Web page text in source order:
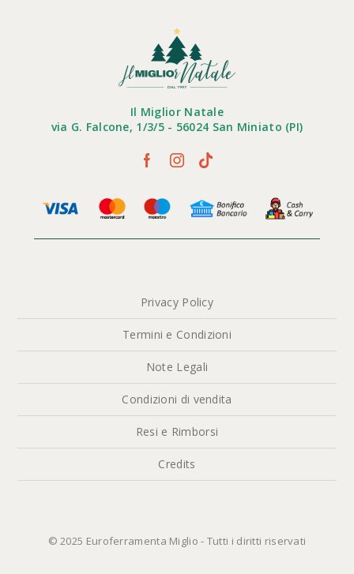
Il Miglior Natale
via G. Falcone, 1/3/5 - 56024 San Miniato (PI)
Privacy Policy
Termini e Condizioni
Note Legali
Condizioni di vendita
Resi e Rimborsi
Credits
© 2025 Euroferramenta Miglio - Tutti i diritti riservati